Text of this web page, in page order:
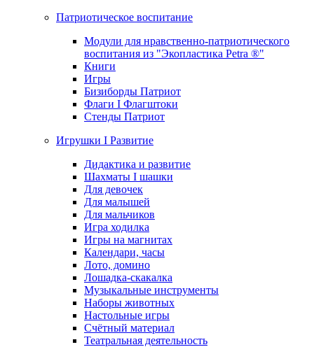
Патриотическое воспитание
Модули для нравственно-патриотического
воспитания из "Экопластика Petra ®"
Книги
Игры
Бизиборды Патриот
Флаги I Флагштоки
Стенды Патриот
Игрушки I Развитие
Дидактика и развитие
Шахматы I шашки
Для девочек
Для малышей
Для мальчиков
Игра ходилка
Игры на магнитах
Календари, часы
Лото, домино
Лошадка-скакалка
Музыкальные инструменты
Наборы животных
Настольные игры
Счётный материал
Театральная деятельность